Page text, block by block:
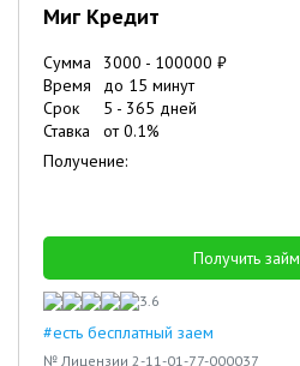
Миг Кредит
Сумма 3000 - 100000 ₽
Время
до 15 минут
Срок
5 - 365 дней
Ставка
от0.1%
Получение:
Получить займ
3.6
#есть бесплатный заем
№ Лицензии 2-11-01-77-000037